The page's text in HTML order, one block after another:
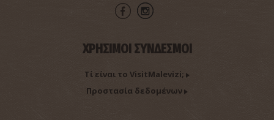
Αρχαιολογική Συλλογή Μαλεβιζίου
ΧΡΗΣΙΜΟΙ ΣΥΝΔΕΣΜΟΙ
Τί είναι το VisitMalevizi;
Προστασία δεδομένων